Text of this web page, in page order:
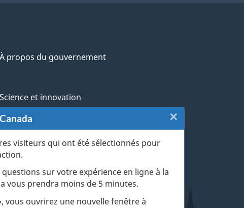
visiteurs qui ont été sélectionnés pour
sur votre expérience en ligne à la
vous prendra moins de 5 minutes.
vous ouvrirez une nouvelle fenêtre à
×
À propos du gouvernement
Science et innovation
Autochtones
Vétérans et militaires
Jeunesse
Gérer les événements de la vie